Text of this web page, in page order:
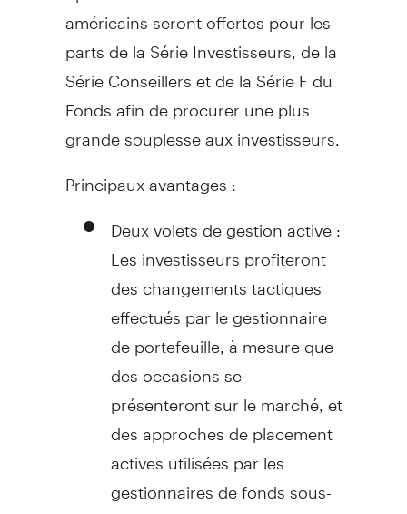
américains seront offertes pour les
parts de la Série Investisseurs, de la
Série Conseillers et de la Série F du
Fonds afin de procurer une plus
grande souplesse aux investisseurs.
Principaux avantages :
Deux volets de gestion active :
Les investisseurs profiteront
des changements tactiques
effectués par le gestionnaire
de portefeuille, à mesure que
des occasions se
présenteront sur le marché, et
des approches de placement
actives utilisées par les
gestionnaires de fonds sous-